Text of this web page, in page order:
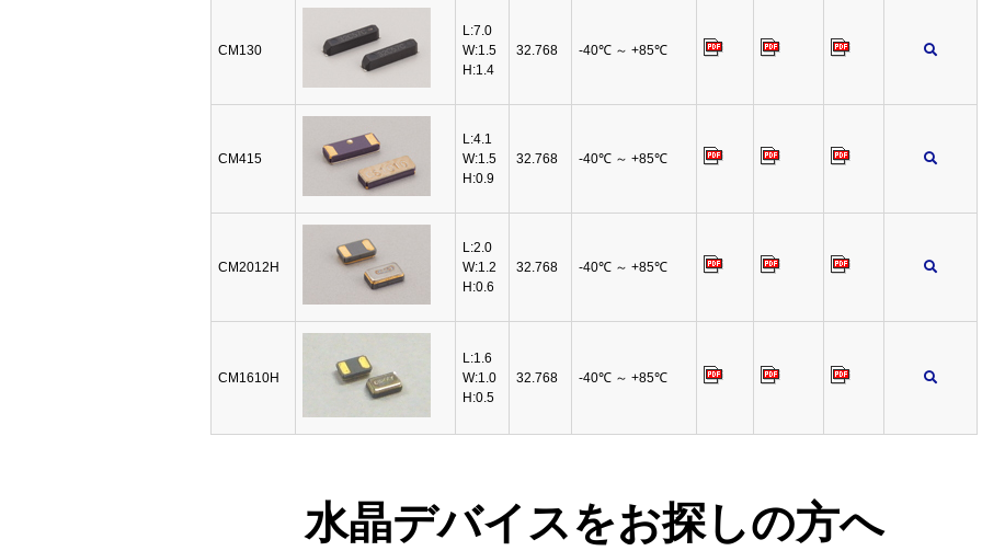
CM130
L:7.0
W:1.5
H:1.4
32.768 -40℃ ～ +85℃
CM415
L:4.1
W:1.5
H:0.9
32.768 -40℃ ～ +85℃
CM2012H
L:2.0
W:1.2
H:0.6
32.768 -40℃ ～ +85℃
CM1610H
L:1.6
W:1.0
H:0.5
32.768 -40℃ ～ +85℃
水晶デバイスをお探しの方へ